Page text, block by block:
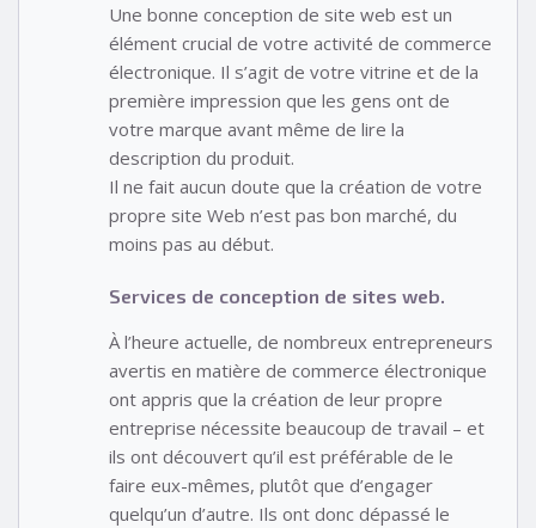
Une bonne conception de site web est un
élément crucial de votre activité de commerce
électronique. Il s’agit de votre vitrine et de la
première impression que les gens ont de
votre marque avant même de lire la
description du produit.
Il ne fait aucun doute que la création de votre
propre site Web n’est pas bon marché, du
moins pas au début.
Services de conception de sites web.
À l’heure actuelle, de nombreux entrepreneurs
avertis en matière de commerce électronique
ont appris que la création de leur propre
entreprise nécessite beaucoup de travail – et
ils ont découvert qu’il est préférable de le
faire eux-mêmes, plutôt que d’engager
quelqu’un d’autre. Ils ont donc dépassé le